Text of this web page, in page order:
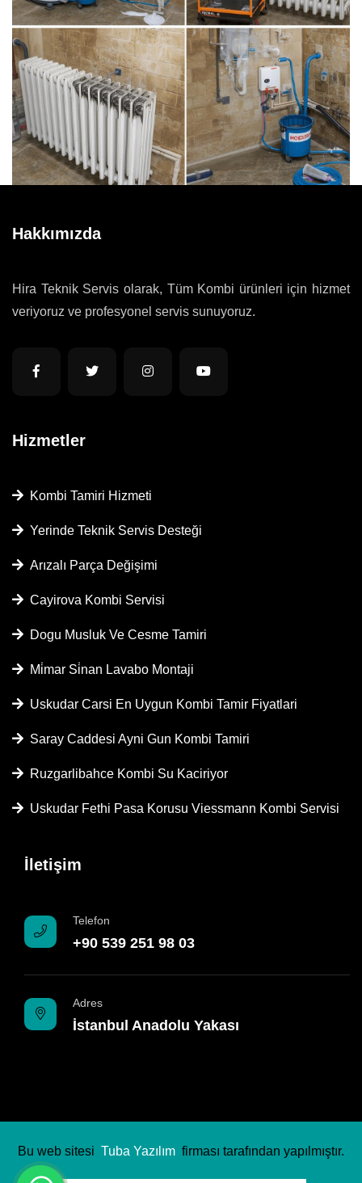
Hakkımızda
Hira Teknik Servis olarak, Tüm Kombi ürünleri için hizmet
veriyoruz ve profesyonel servis sunuyoruz.
Hizmetler
Kombi Tamiri Hizmeti
Yerinde Teknik Servis Desteği
Arızalı Parça Değişimi
Cayirova Kombi Servisi
Dogu Musluk Ve Cesme Tamiri
Mi̇mar Si̇nan Lavabo Montaji
Uskudar Carsi En Uygun Kombi Tamir Fiyatlari
Saray Caddesi Ayni Gun Kombi Tamiri
Ruzgarlibahce Kombi Su Kaciriyor
Uskudar Fethi Pasa Korusu Viessmann Kombi Servisi
İletişim
Telefon
+90 539 251 98 03
Adres
İstanbul Anadolu Yakası
Bu web sitesi Tuba Yazılım firması tarafından yapılmıştır.